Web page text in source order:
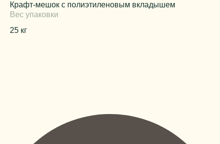
Крафт-мешок с полиэтиленовым вкладышем
Вес упаковки
25 кг